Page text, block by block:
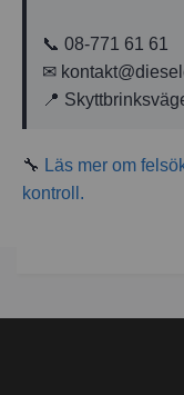
📞 08-771 61 61
✉
📍
🔧 Läs mer om
kontroll.